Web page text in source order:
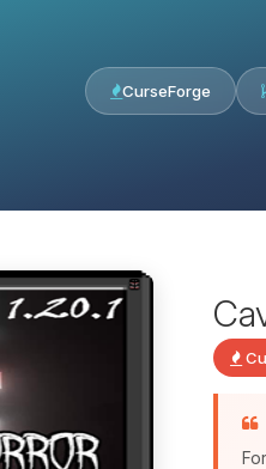
CurseForge